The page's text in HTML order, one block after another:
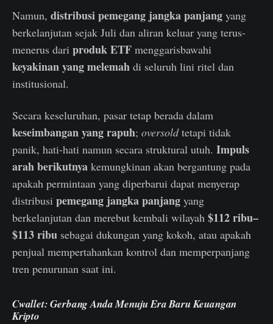
Namun, distribusi pemegang jangka panjang yang
berkelanjutan sejak Juli dan aliran keluar yang terus-
menerus dari produk ETF menggarisbawahi
keyakinan yang melemah di seluruh lini ritel dan
institusional.
Secara keseluruhan, pasar tetap berada dalam
keseimbangan yang rapuh; oversoldtetapi tidak
panik, hati-hati namun secara struktural utuh. Impuls
arah berikutnya kemungkinan akan bergantung pada
apakah permintaan yang diperbarui dapat menyerap
distribusi pemegang jangka panjang yang
berkelanjutan dan merebut kembali wilayah $112 ribu–
$113 ribu sebagai dukungan yang kokoh, atau apakah
penjual mempertahankan kontrol dan memperpanjang
tren penurunan saat ini.
Cwallet: Gerbang Anda Menuju Era Baru Keuangan
Kripto